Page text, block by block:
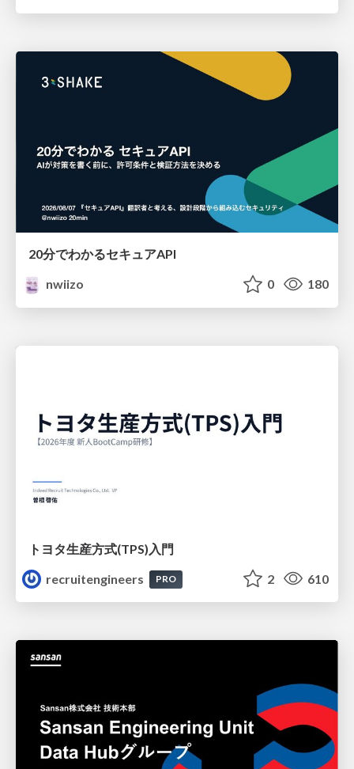
20分でわかるセキュアAPI
nwiizo
0 180
トヨタ⽣産⽅式(TPS)⼊⾨
recruitengineers
PRO 2 610